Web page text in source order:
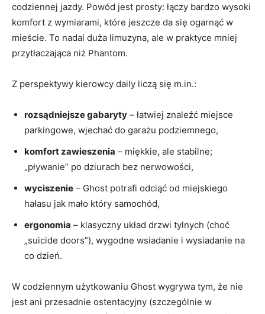
codziennej jazdy. Powód jest prosty: łączy bardzo wysoki
komfort z wymiarami, które jeszcze da się ogarnąć w
mieście. To nadal duża limuzyna, ale w praktyce mniej
przytłaczająca niż Phantom.
Z perspektywy kierowcy daily liczą się m.in.:
rozsądniejsze gabaryty – łatwiej znaleźć miejsce
parkingowe, wjechać do garażu podziemnego,
komfort zawieszenia – miękkie, ale stabilne;
„pływanie” po dziurach bez nerwowości,
wyciszenie – Ghost potrafi odciąć od miejskiego
hałasu jak mało który samochód,
ergonomia – klasyczny układ drzwi tylnych (choć
„suicide doors”), wygodne wsiadanie i wysiadanie na
co dzień.
W codziennym użytkowaniu Ghost wygrywa tym, że nie
jest ani przesadnie ostentacyjny (szczególnie w